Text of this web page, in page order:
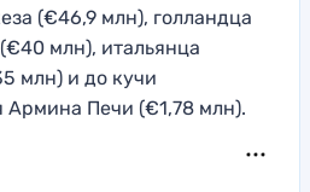
(€46,9 млн), голландца
млн), итальянца
млн) и до кучи
Армина Печи (€1,78 млн).